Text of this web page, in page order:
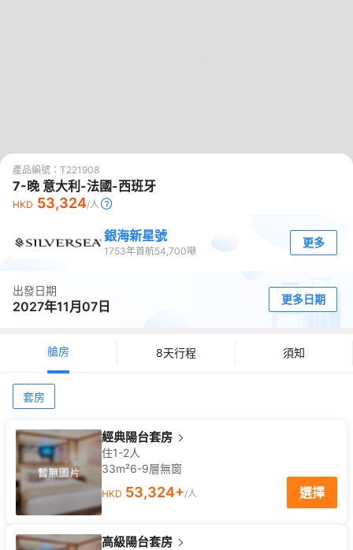
產品編號： T221908
7-晚 意大利-法國-西班牙
HKD 53,324/人
銀海新星號
1753年首航54,700噸
更多
出發日期
2027年11月07日 更多日期
艙房 8天行程 須知
套房
經典陽台套房
住1-2人
33m²6-9層無窗
HKD 53,324+/人 選擇
高級陽台套房